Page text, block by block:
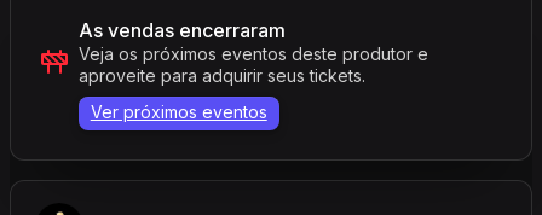
As vendas encerraram
Veja os próximos eventos deste produtor e
aproveite para adquirir seus tickets.
Ver próximos eventos